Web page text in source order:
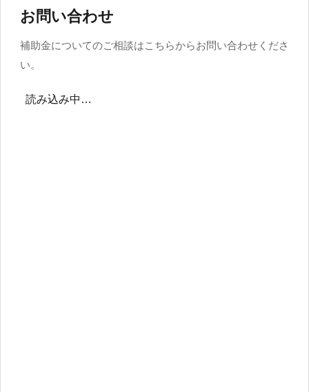
お問い合わせ
補助金についてのご相談はこちらからお問い合わせくださ
い。